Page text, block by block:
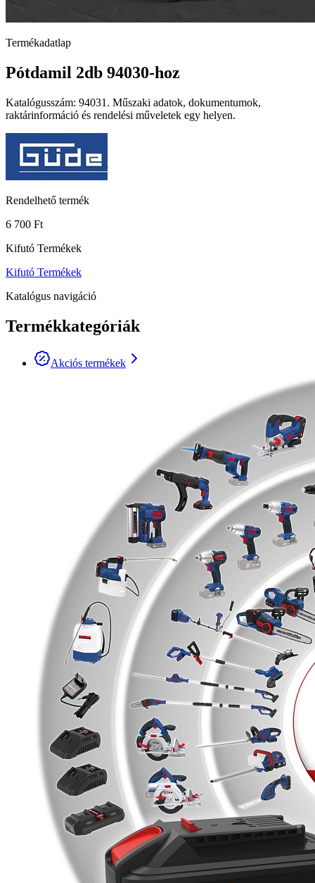
Termékadatlap
Pótdamil 2db 94030-hoz
Katalógusszám: 94031. Műszaki adatok, dokumentumok,
raktárinformáció és rendelési műveletek egy helyen.
Rendelhető termék
6 700 Ft
Kifutó Termékek
Kifutó Termékek
Katalógus navigáció
Termékkategóriák
Akciós termékek